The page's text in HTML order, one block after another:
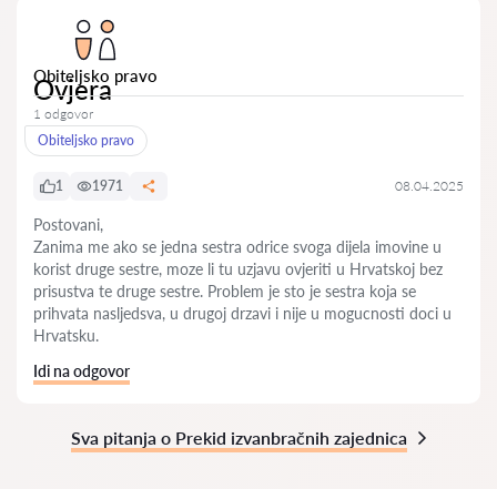
Obiteljsko pravo
Ovjera
1 odgovor
Obiteljsko pravo
1 1971 08.04.2025
Postovani,
Zanima me ako se jedna sestra odrice svoga dijela imovine u
korist druge sestre, moze li tu uzjavu ovjeriti u Hrvatskoj bez
prisustva te druge sestre. Problem je sto je sestra koja se
prihvata nasljedsva, u drugoj drzavi i nije u mogucnosti doci u
Hrvatsku.
Idi na odgovor
Sva pitanja o Prekid izvanbračnih zajednica